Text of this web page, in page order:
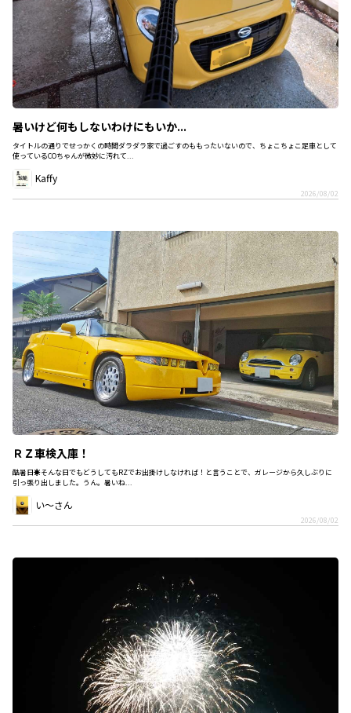
暑いけど何もしないわけにもいか...
タイトルの通りでせっかくの時間ダラダラ家で過ごすのももったいないので、ちょこちょこ足車として
使っているCOちゃんが微妙に汚れて...
Kaffy
2026/08/02
ＲＺ車検入庫！
酷暑日☀️そんな日でもどうしてもRZでお出掛けしなければ！と言うことで、ガレージから久しぶりに
引っ張り出しました。うん。暑いね...
い～さん
2026/08/02